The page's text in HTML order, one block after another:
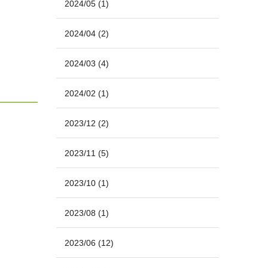
2024/05 (1)
2024/04 (2)
2024/03 (4)
2024/02 (1)
2023/12 (2)
2023/11 (5)
2023/10 (1)
2023/08 (1)
2023/06 (12)